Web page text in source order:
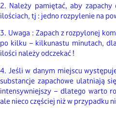
2. Należy pamiętać, aby
ilościach, tj : jedno rozpylenie na
3. Uwaga : Zapach z rozpylonej
po kilku – kilkunastu minutach,
ilości należy odczekać !
4. Jeśli w danym miejscu
substancje zapachowe ulatniają
intensywniejszy – dlatego warto
ale nieco częściej niż w przypadku